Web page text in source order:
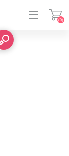
(0)